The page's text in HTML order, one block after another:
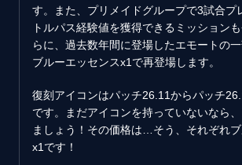
す。また、プリメイドグループで3試合プ
トルパス経験値を獲得できるミッション
らに、過去数年間に登場したエモートの
ブルーエッセンスx1で再登場します。
復刻アイコンはパッチ26.11からパッチ
です。まだアイコンを持っていないなら
ましょう！その価格は…そう、それぞれ
x1です！